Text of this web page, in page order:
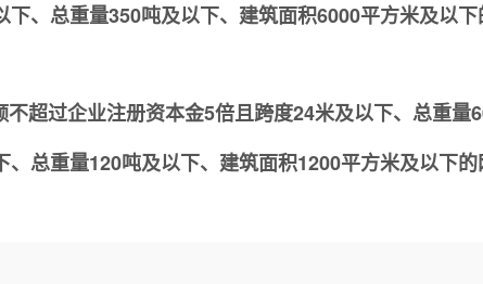
、总重量350吨及以下、建筑面积6000平方米及以下
超过企业注册资本金5倍且跨度24米及以下、总重
总重量120吨及以下、建筑面积1200平方米及以下的